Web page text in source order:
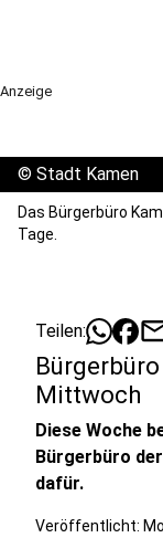
Anzeige
© Stadt Kamen
Das Bürgerbüro
Tage.
Teilen:
Mittwoch
Diese Woche
Bürgerbüro
dafür.
Veröffentlicht: